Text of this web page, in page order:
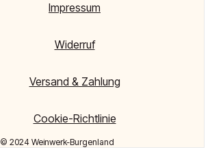
© 2024 Weinwerk-Burgenland
Impressum
Widerruf
Versand & Zahlung
Cookie-Richtlinie